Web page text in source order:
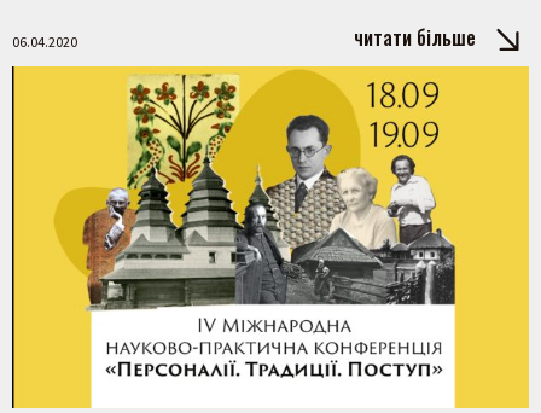
06.04.2020 читати більше